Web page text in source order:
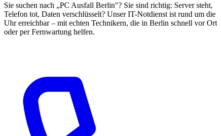
Sie suchen nach „PC Ausfall Berlin"? Sie sind richtig: Server steht,
Telefon tot, Daten verschlüsselt? Unser IT-Notdienst ist rund um die
Uhr erreichbar – mit echten Technikern, die in Berlin schnell vor Ort
oder per Fernwartung helfen.